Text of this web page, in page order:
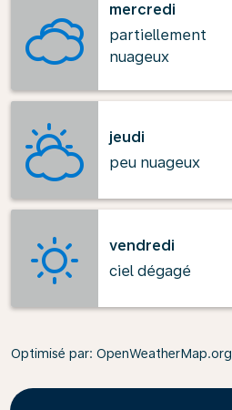
mercredi
partiellement
nuageux
jeudi
peu nuageux
vendredi
ciel dégagé
Optimisé par: OpenWeatherMap.org